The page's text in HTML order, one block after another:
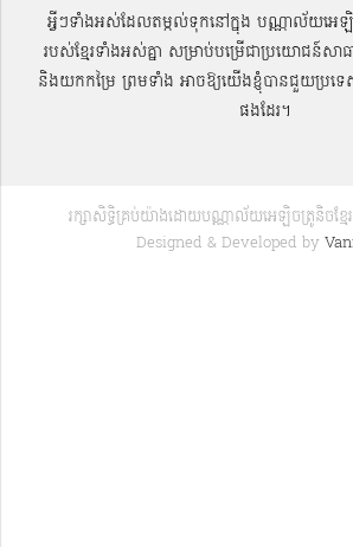
អ្វីៗទាំងអស់ដែលតម្កល់ទុកនៅក្នុង បណ្ណាល័យអេឡិច
របស់ខ្មែរទាំងអស់គ្នា សម្រាប់បម្រើជាប្រយោជន៍
និងយកកម្រៃ ព្រមទាំង អាចឱ្យយើងខ្ញុំបានជួយប្រ
ផងដែរ។
រក្សាសិទ្ធិគ្រប់យ៉ាងដោយបណ្ណាល័យអេឡិចត្រូនិចខ្ម
Designed & Developed by